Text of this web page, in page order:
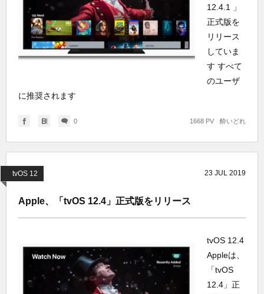
12.4.1 」
正式版を
リリース
していま
す すべて
のユーザ
に推奨されます
0 酔いどれ
1668 PV
tvOS 12 23 JUL 2019
Apple、「tvOS 12.4」正式版をリリース
tvOS 12.4
Appleは、
「tvOS
12.4」正